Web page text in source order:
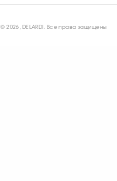
© 2026, DELARDI. Все права защищены